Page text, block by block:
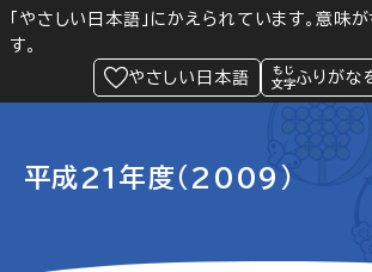
「やさしい日本語」にかえられています。意味
す。
やさしい日本語
ふりがな
Language 閲覧支援
平成21年度（2009）